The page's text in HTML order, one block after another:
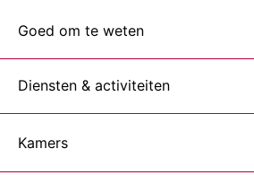
Goed om te weten
Diensten & activiteiten
Kamers